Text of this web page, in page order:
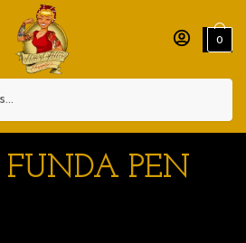
0
FUNDA PEN